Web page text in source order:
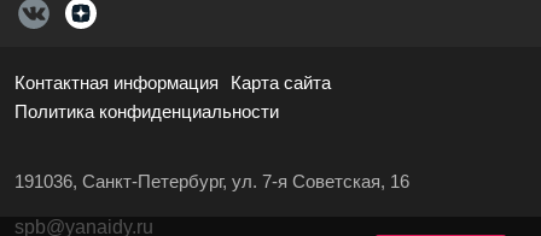
Контактная информация
Карта сайта
Политика конфиденциальности
191036, Санкт-Петербург, ул. 7-я Советская, 16
spb@yanaidy.ru